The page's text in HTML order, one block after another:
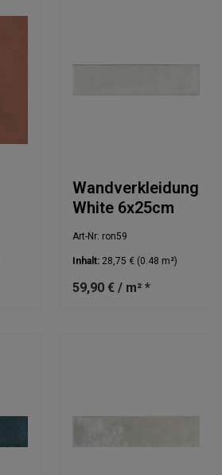
Wandverkleidung
White 6x25cm
Art-Nr: ron59
Inhalt: 28,75 € (0.48 m²)
59,90 € / m² *